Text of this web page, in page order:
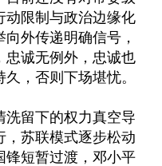
动限制与政治边缘化
外传递明确信号，
忠诚无例外，忠诚也
，否则下场堪忧。
洗留下的权力真空导
，苏联模式逐步松动
锋短暂过渡，邓小平